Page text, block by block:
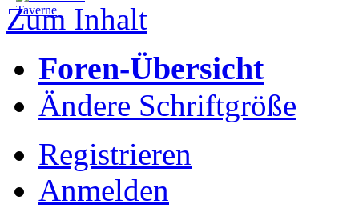
Zum Inhalt
Foren-Übersicht
Ändere Schriftgröße
Registrieren
Anmelden